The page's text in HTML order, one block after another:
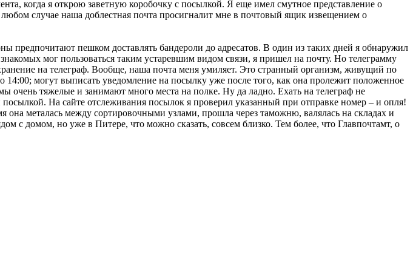
когда я открою заветную коробочку с посылкой. Я еще имел смутное представление о
случае наша доблестная почта просигналит мне в почтовый ящик извещением о
предпочитают пешком доставлять бандероли до адресатов. В один из таких дней я обнаружил
мог пользоваться таким устаревшим видом связи, я пришел на почту. Но телеграмму
на телеграф. Вообще, наша почта меня умиляет. Это странный организм, живущий по
могут выписать уведомление на посылку уже после того, как она пролежит положенное
очень тяжелые и занимают много места на полке. Ну да ладно. Ехать на телеграф не
На сайте отслеживания посылок я проверил указанный при отправке номер – и опля!
она металась между сортировочными узлами, прошла через таможню, валялась на складах и
с домом, но уже в Питере, что можно сказать, совсем близко. Тем более, что Главпочтамт, о